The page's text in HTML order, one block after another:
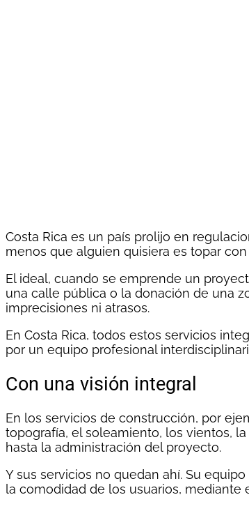
Costa Rica es un país prolijo en
menos que alguien quisiera es topar
El ideal, cuando se emprende un
una calle pública o la donación de una
imprecisiones ni atrasos.
En Costa Rica, todos estos servicios
por un equipo profesional
Con una visión integral
En los servicios de construcción, por
topografía, el soleamiento, los vientos,
hasta la administración del proyecto.
Y sus servicios no quedan ahí. Su
la comodidad de los usuarios,